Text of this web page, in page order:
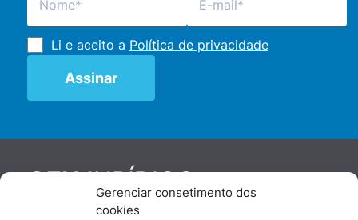
Gerenciar consetimento dos
cookies
Li e aceito a Política de privacidade
GENJURÍDICO
De maneira independente, os autores e